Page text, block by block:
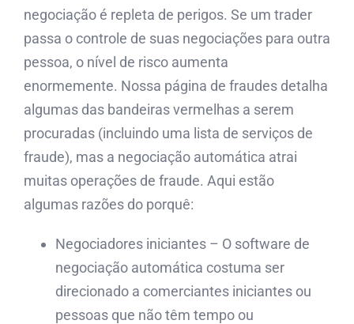
negociação é repleta de perigos. Se um trader
passa o controle de suas negociações para outra
pessoa, o nível de risco aumenta
enormemente. Nossa página de fraudes detalha
algumas das bandeiras vermelhas a serem
procuradas (incluindo uma lista de serviços de
fraude), mas a negociação automática atrai
muitas operações de fraude. Aqui estão
algumas razões do porquê:
Negociadores iniciantes – O software de
negociação automática costuma ser
direcionado a comerciantes iniciantes ou
pessoas que não têm tempo ou